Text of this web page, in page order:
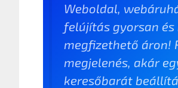
Weboldal,
felújítás gyorsan és
megfizethető áron!
megjelenés, akár
keresőbarát